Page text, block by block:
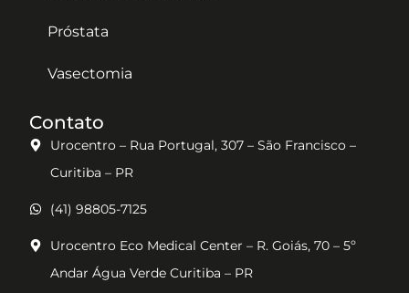
Próstata
Vasectomia
Contato
Urocentro – Rua Portugal, 307 – São Francisco –
Curitiba – PR
(41) 98805-7125
Urocentro Eco Medical Center – R. Goiás, 70 – 5º
Andar Água Verde Curitiba – PR